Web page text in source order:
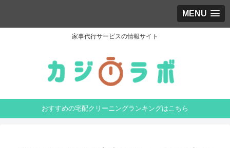
MENU
家事代行サービスの情報サイト
おすすめの宅配クリーニングランキングはこちら